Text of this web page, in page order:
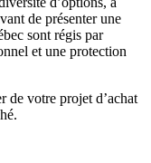
de présenter une
sont régis par
et une protection
de votre projet d’achat